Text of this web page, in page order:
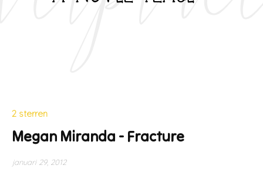
2 sterren
Megan Miranda - Fracture
januari 29, 2012